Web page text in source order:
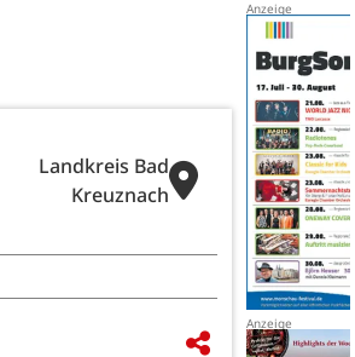
Landkreis Bad
Kreuznach